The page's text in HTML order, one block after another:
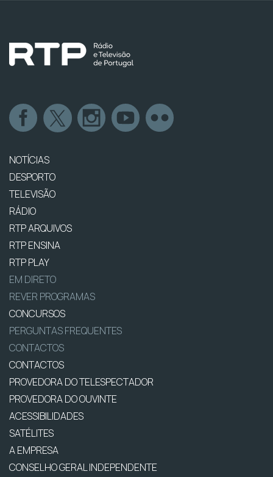
NOTÍCIAS
DESPORTO
TELEVISÃO
RÁDIO
RTP ARQUIVOS
RTP ENSINA
RTP PLAY
EM DIRETO
REVER PROGRAMAS
CONCURSOS
PERGUNTAS FREQUENTES
CONTACTOS
CONTACTOS
PROVEDORA DO TELESPECTADOR
PROVEDORA DO OUVINTE
ACESSIBILIDADES
SATÉLITES
A EMPRESA
CONSELHO GERAL INDEPENDENTE